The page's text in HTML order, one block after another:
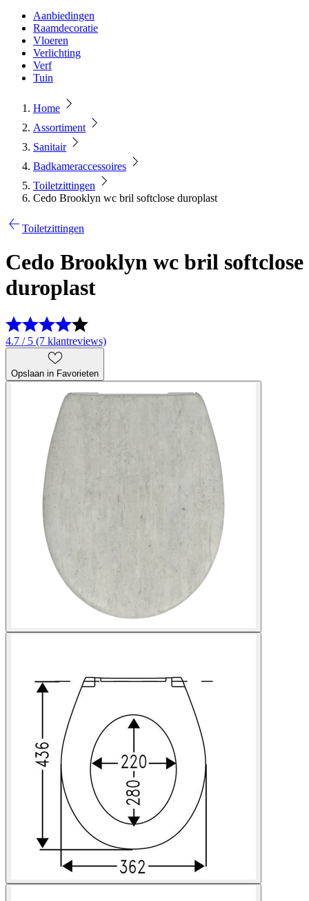
Aanbiedingen
Raamdecoratie
Vloeren
Verlichting
Verf
Tuin
Home
Assortiment
Sanitair
Badkameraccessoires
Toiletzittingen
Cedo Brooklyn wc bril softclose duroplast
Toiletzittingen
Cedo Brooklyn wc bril softclose
duroplast
4.7 / 5 (7 klantreviews)
Opslaan in Favorieten